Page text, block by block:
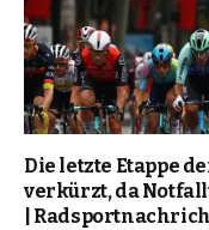
Die letzte Etappe
verkürzt, da
|